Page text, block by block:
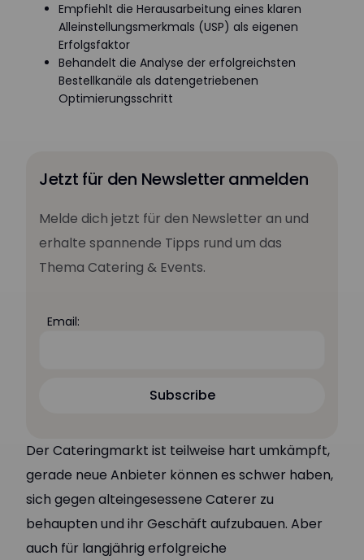
Empfiehlt die Herausarbeitung eines klaren
Alleinstellungsmerkmals (USP) als eigenen
Erfolgsfaktor
Behandelt die Analyse der erfolgreichsten
Bestellkanäle als datengetriebenen
Optimierungsschritt
Jetzt für den Newsletter anmelden
Melde dich jetzt für den Newsletter an und
erhalte spannende Tipps rund um das
Thema Catering & Events.
Email:
Subscribe
Der Cateringmarkt ist teilweise hart umkämpft,
gerade neue Anbieter können es schwer haben,
sich gegen alteingesessene Caterer zu
behaupten und ihr Geschäft aufzubauen. Aber
auch für langjährig erfolgreiche